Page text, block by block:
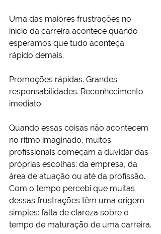
Uma das maiores frustrações no
início da carreira acontece quando
esperamos que tudo aconteça
rápido demais.
Promoções rápidas. Grandes
responsabilidades. Reconhecimento
imediato.
Quando essas coisas não acontecem
no ritmo imaginado, muitos
profissionais começam a duvidar das
próprias escolhas: da empresa, da
área de atuação ou até da profissão.
Com o tempo percebi que muitas
dessas frustrações têm uma origem
simples: falta de clareza sobre o
tempo de maturação de uma carreira.